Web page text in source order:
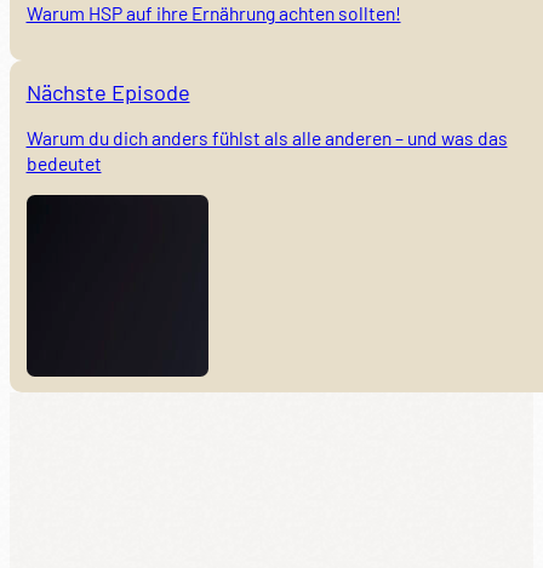
Warum HSP auf ihre Ernährung achten sollten!
Nächste Episode
Warum du dich anders fühlst als alle anderen – und was das
bedeutet